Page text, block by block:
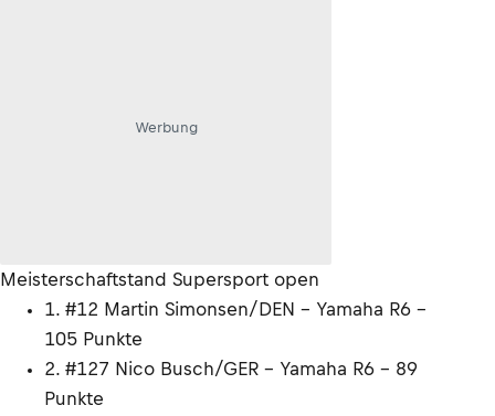
Werbung
Meisterschaftstand Supersport open
1. #12 Martin Simonsen/DEN - Yamaha R6 -
105 Punkte
2. #127 Nico Busch/GER - Yamaha R6 - 89
Punkte